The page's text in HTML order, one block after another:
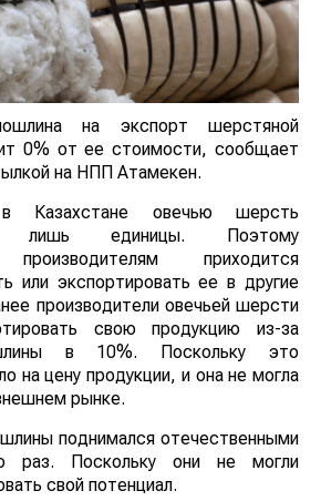
на экспорт шерстяной
0% от ее стоимости, сообщает
на НПП Атамекен.
Казахстане овечью шерсть
лишь единицы. Поэтому
производителям приходится
или экспортировать ее в другие
производители овечьей шерсти
свою продукцию из-за
в 10%. Поскольку это
на цену продукции, и она не могла
рынке.
поднимался отечественными
раз. Поскольку они не могли
свой потенциал.